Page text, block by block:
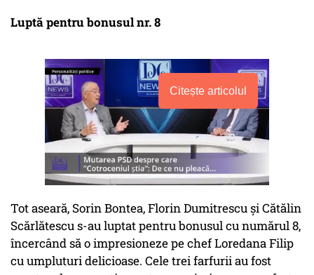
Luptă pentru bonusul nr. 8
Citește articolul
Tot aseară, Sorin Bontea, Florin Dumitrescu și Cătălin
Scărlătescu s-au luptat pentru bonusul cu numărul 8,
încercând să o impresioneze pe chef Loredana Filip
cu umpluturi delicioase. Cele trei farfurii au fost